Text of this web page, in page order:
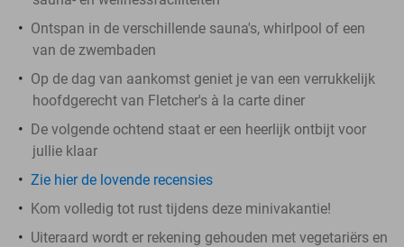
Ontspan in de verschillende sauna's, whirlpool of een
van de zwembaden
Op de dag van aankomst geniet je van een verrukkelijk
hoofdgerecht van Fletcher's à la carte diner
De volgende ochtend staat er een heerlijk ontbijt voor
jullie klaar
Zie hier de lovende recensies
Kom volledig tot rust tijdens deze minivakantie!
Uiteraard wordt er rekening gehouden met vegetariërs en